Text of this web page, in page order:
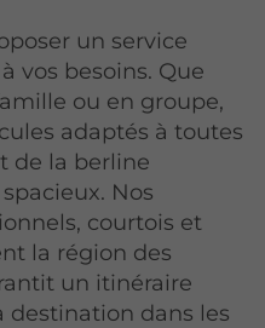
un service
vos besoins. Que
ou en groupe,
adaptés à toutes
de la berline
Nos
courtois et
la région des
un itinéraire
destination dans les